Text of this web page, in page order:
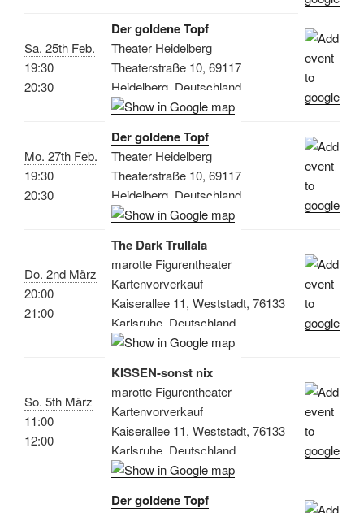
Sa. 25th Feb.
19:30
20:30
Der goldene Topf
Theater Heidelberg
Theaterstraße 10, 69117
Heidelberg, Deutschland
Mo. 27th Feb.
19:30
20:30
Der goldene Topf
Theater Heidelberg
Theaterstraße 10, 69117
Heidelberg, Deutschland
Do. 2nd März
20:00
21:00
The Dark Trullala
marotte Figurentheater
Kartenvorverkauf
Kaiserallee 11, Weststadt, 76133
Karlsruhe, Deutschland
So. 5th März
11:00
12:00
KISSEN-sonst nix
marotte Figurentheater
Kartenvorverkauf
Kaiserallee 11, Weststadt, 76133
Karlsruhe, Deutschland
Der goldene Topf